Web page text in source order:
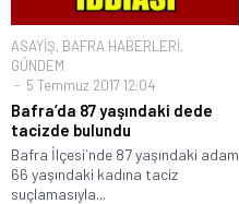
ASAYİŞ, BAFRA HABERLERİ,
GÜNDEM
5 Temmuz 2017 12:04
Bafra’da 87 yaşındaki dede
tacizde bulundu
Bafra İlçesi`nde 87 yaşındaki adam
66 yaşındaki kadına taciz
suçlamasıyla...